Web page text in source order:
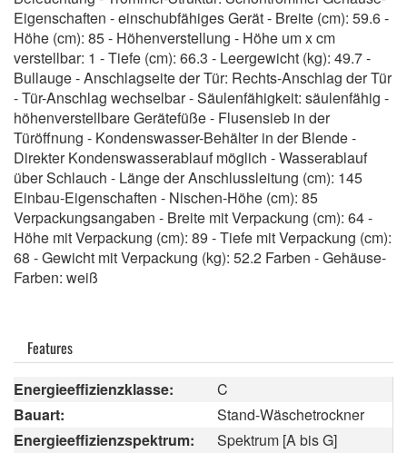
Eigenschaften - einschubfähiges Gerät - Breite (cm): 59.6 -
Höhe (cm): 85 - Höhenverstellung - Höhe um x cm
verstellbar: 1 - Tiefe (cm): 66.3 - Leergewicht (kg): 49.7 -
Bullauge - Anschlagseite der Tür: Rechts-Anschlag der Tür
- Tür-Anschlag wechselbar - Säulenfähigkeit: säulenfähig -
höhenverstellbare Gerätefüße - Flusensieb in der
Türöffnung - Kondenswasser-Behälter in der Blende -
Direkter Kondenswasserablauf möglich - Wasserablauf
über Schlauch - Länge der Anschlussleitung (cm): 145
Einbau-Eigenschaften - Nischen-Höhe (cm): 85
Verpackungsangaben - Breite mit Verpackung (cm): 64 -
Höhe mit Verpackung (cm): 89 - Tiefe mit Verpackung (cm):
68 - Gewicht mit Verpackung (kg): 52.2 Farben - Gehäuse-
Farben: weiß
Features
Energieeffizienzklasse:
C
Bauart:
Stand-Wäschetrockner
Energieeffizienzspektrum:
Spektrum [A bis G]